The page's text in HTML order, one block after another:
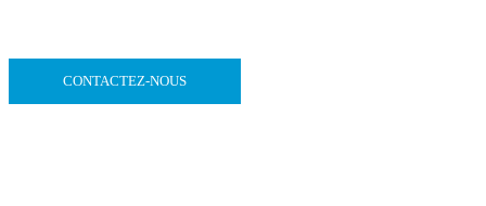
CONTACTEZ-NOUS